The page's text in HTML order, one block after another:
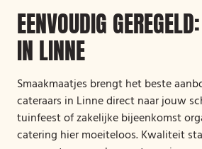
EENVOUDIG
IN LINNE
Smaakmaatjes brengt het beste
cateraars in Linne direct naar jouw
tuinfeest of zakelijke bijeenkomst
catering hier moeiteloos. Kwaliteit